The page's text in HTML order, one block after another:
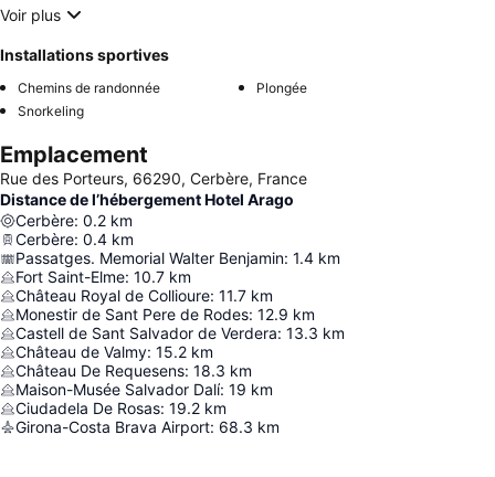
Voir plus
Installations sportives
Chemins de randonnée
Plongée
Snorkeling
Emplacement
Rue des Porteurs, 66290, Cerbère, France
Distance de l’hébergement Hotel Arago
Cerbère: 0.2 km
Cerbère: 0.4 km
Passatges. Memorial Walter Benjamin: 1.4 km
Fort Saint-Elme: 10.7 km
Château Royal de Collioure: 11.7 km
Monestir de Sant Pere de Rodes: 12.9 km
Castell de Sant Salvador de Verdera: 13.3 km
Château de Valmy: 15.2 km
Château De Requesens: 18.3 km
Maison-Musée Salvador Dalí: 19 km
Ciudadela De Rosas: 19.2 km
Girona-Costa Brava Airport: 68.3 km